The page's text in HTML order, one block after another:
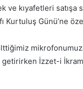
ve kıyafetleri satışa
Kurtuluş Günü’ne
İzzet-i İkram